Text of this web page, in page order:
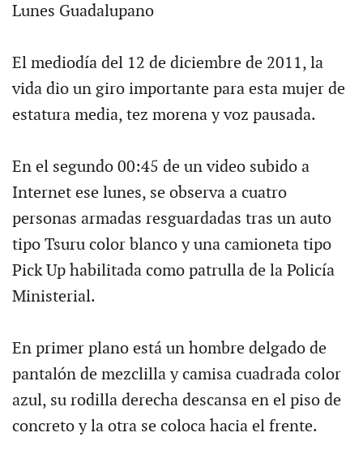
Lunes Guadalupano
El mediodía del 12 de diciembre de 2011, la
vida dio un giro importante para esta mujer de
estatura media, tez morena y voz pausada.
En el segundo 00:45 de un video subido a
Internet ese lunes, se observa a cuatro
personas armadas resguardadas tras un auto
tipo Tsuru color blanco y una camioneta tipo
Pick Up habilitada como patrulla de la Policía
Ministerial.
En primer plano está un hombre delgado de
pantalón de mezclilla y camisa cuadrada color
azul, su rodilla derecha descansa en el piso de
concreto y la otra se coloca hacia el frente.